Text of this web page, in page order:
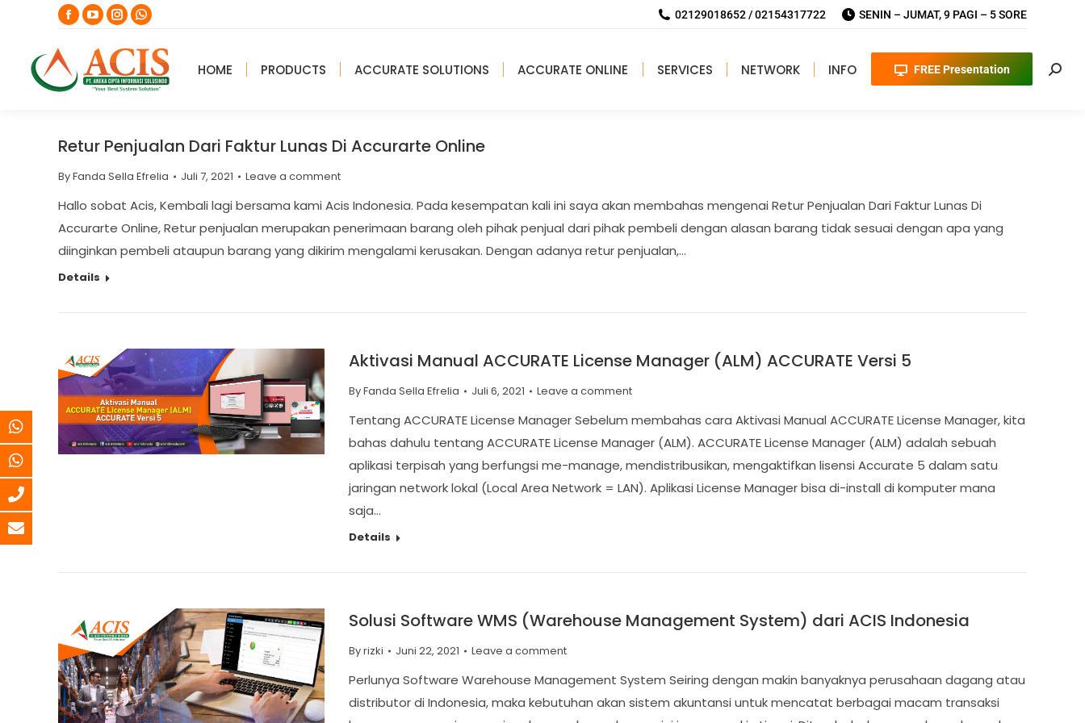
Facebook
page
opens
in
YouTube
page
opens
in
Instagram
page
opens
in
Whatsapp
page
opens
in
02129018652 / 02154317722 SENIN – JUMAT, 9 PAGI – 5 SORE
HOME PRODUCTS ACCURATE SOLUTIONS ACCURATE ONLINE SERVICES NETWORK INFO FREE Presentation
Retur Penjualan Dari Faktur Lunas Di Accurarte Online
ByFanda Sella Efrelia Juli 7, 2021 Leave a comment
Hallo sobat Acis, Kembali lagi bersama kami Acis Indonesia. Pada kesempatan kali ini saya akan membahas mengenai Retur Penjualan Dari Faktur Lunas Di
Accurarte Online, Retur penjualan merupakan penerimaan barang oleh pihak penjual dari pihak pembeli dengan alasan barang tidak sesuai dengan apa yang
diinginkan pembeli ataupun barang yang dikirim mengalami kerusakan. Dengan adanya retur penjualan,…
Details
Aktivasi Manual ACCURATE License Manager (ALM) ACCURATE Versi 5
ByFanda Sella Efrelia Juli 6, 2021 Leave a comment
Tentang ACCURATE License Manager Sebelum membahas cara Aktivasi Manual ACCURATE License Manager, kita
bahas dahulu tentang ACCURATE License Manager (ALM). ACCURATE License Manager (ALM) adalah sebuah
aplikasi terpisah yang berfungsi me-manage, mendistribusikan, mengaktifkan lisensi Accurate 5 dalam satu
jaringan network lokal (Local Area Network = LAN). Aplikasi License Manager bisa di-install di komputer mana
saja…
Details
Solusi Software WMS (Warehouse Management System) dari ACIS Indonesia
Byrizki Juni 22, 2021 Leave a comment
Perlunya Software Warehouse Management System Seiring dengan makin banyaknya perusahaan dagang atau
distributor di Indonesia, maka kebutuhan akan sistem akuntansi untuk mencatat berbagai macam transaksi